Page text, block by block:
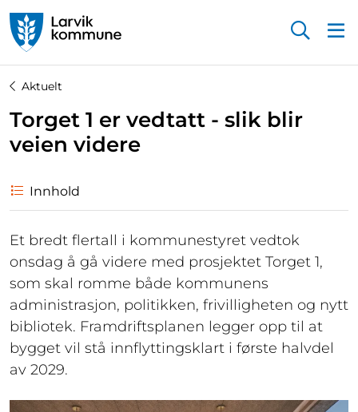
Aktuelt
Torget 1 er vedtatt - slik blir
veien videre
Innhold
Et bredt flertall i kommunestyret vedtok
onsdag å gå videre med prosjektet Torget 1,
som skal romme både kommunens
administrasjon, politikken, frivilligheten og nytt
bibliotek. Framdriftsplanen legger opp til at
bygget vil stå innflyttingsklart i første halvdel
av 2029.